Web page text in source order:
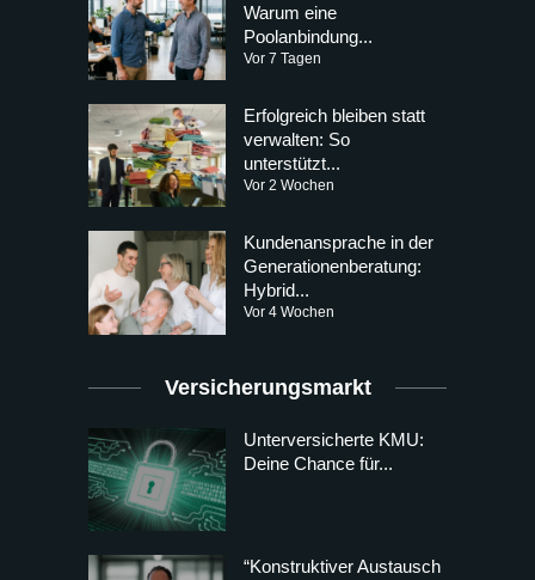
Warum eine
Poolanbindung...
Vor 7 Tagen
Erfolgreich bleiben statt
verwalten: So
unterstützt...
Vor 2 Wochen
Kundenansprache in der
Generationenberatung:
Hybrid...
Vor 4 Wochen
Versicherungsmarkt
Unterversicherte KMU:
Deine Chance für...
“Konstruktiver Austausch